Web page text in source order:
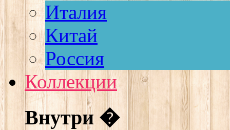
Италия
Китай
Россия
Коллекции
Внутри �